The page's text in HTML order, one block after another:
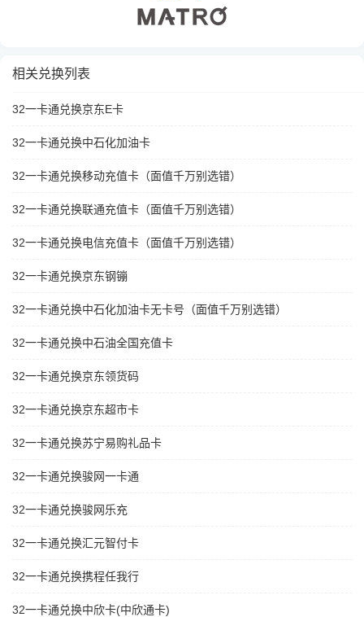
相关兑换列表
32一卡通兑换京东E卡
32一卡通兑换中石化加油卡
32一卡通兑换移动充值卡（面值千万别选错）
32一卡通兑换联通充值卡（面值千万别选错）
32一卡通兑换电信充值卡（面值千万别选错）
32一卡通兑换京东钢镚
32一卡通兑换中石化加油卡无卡号（面值千万别选错）
32一卡通兑换中石油全国充值卡
32一卡通兑换京东领货码
32一卡通兑换京东超市卡
32一卡通兑换苏宁易购礼品卡
32一卡通兑换骏网一卡通
32一卡通兑换骏网乐充
32一卡通兑换汇元智付卡
32一卡通兑换携程任我行
32一卡通兑换中欣卡(中欣通卡)